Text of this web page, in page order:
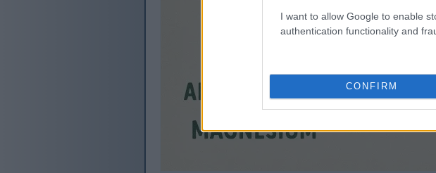
I want to allow Google to enable
authentication functionality and
CONFIRM